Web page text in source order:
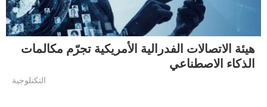
هيئة الاتصالات الفدرالية الأمريكية تجرّم مكالمات
الذكاء الاصطناعي
التكنلوجية